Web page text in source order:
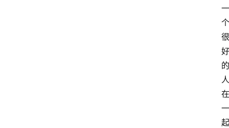
一
个
很
好
的
人
在
一
起